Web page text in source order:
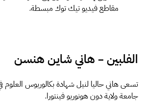
مقاطع فيديو تيك توك مبسطة.
الفلبين – هاني شاين هنسن
تسعى هاني حاليا لنيل شهادة بكالوريوس العلوم
جامعة ولاية دون هونوريو فينتورا.